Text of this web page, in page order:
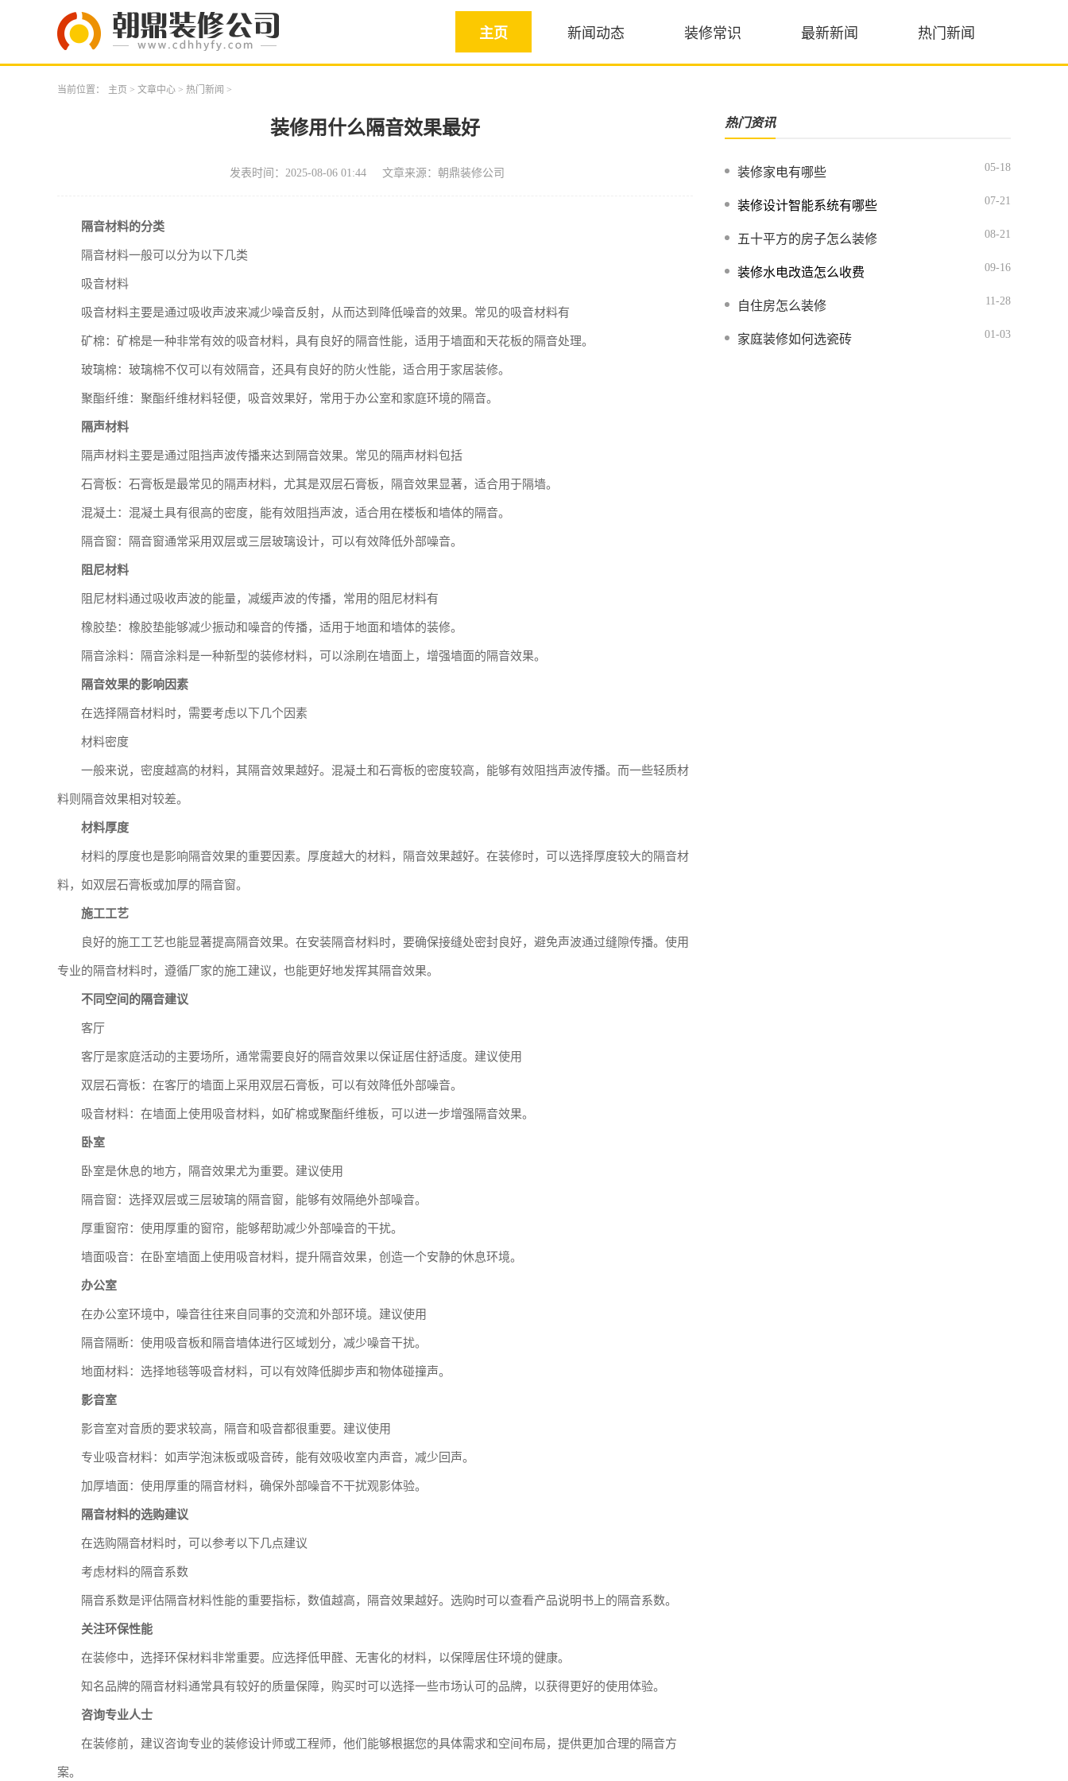
主页 新闻动态 装修常识 最新新闻 热门新闻
当前位置： 主页 > 文章中心 > 热门新闻 >
装修用什么隔音效果最好
发表时间：2025-08-06 01:44 文章来源：朝鼎装修公司
隔音材料的分类
隔音材料一般可以分为以下几类
吸音材料
吸音材料主要是通过吸收声波来减少噪音反射，从而达到降低噪音的效果。常见的吸音材料有
矿棉：矿棉是一种非常有效的吸音材料，具有良好的隔音性能，适用于墙面和天花板的隔音处理。
玻璃棉：玻璃棉不仅可以有效隔音，还具有良好的防火性能，适合用于家居装修。
聚酯纤维：聚酯纤维材料轻便，吸音效果好，常用于办公室和家庭环境的隔音。
隔声材料
隔声材料主要是通过阻挡声波传播来达到隔音效果。常见的隔声材料包括
石膏板：石膏板是最常见的隔声材料，尤其是双层石膏板，隔音效果显著，适合用于隔墙。
混凝土：混凝土具有很高的密度，能有效阻挡声波，适合用在楼板和墙体的隔音。
隔音窗：隔音窗通常采用双层或三层玻璃设计，可以有效降低外部噪音。
阻尼材料
阻尼材料通过吸收声波的能量，减缓声波的传播，常用的阻尼材料有
橡胶垫：橡胶垫能够减少振动和噪音的传播，适用于地面和墙体的装修。
隔音涂料：隔音涂料是一种新型的装修材料，可以涂刷在墙面上，增强墙面的隔音效果。
隔音效果的影响因素
在选择隔音材料时，需要考虑以下几个因素
材料密度
一般来说，密度越高的材料，其隔音效果越好。混凝土和石膏板的密度较高，能够有效阻挡声波传播。而一些轻质材
料则隔音效果相对较差。
材料厚度
材料的厚度也是影响隔音效果的重要因素。厚度越大的材料，隔音效果越好。在装修时，可以选择厚度较大的隔音材
料，如双层石膏板或加厚的隔音窗。
施工工艺
良好的施工工艺也能显著提高隔音效果。在安装隔音材料时，要确保接缝处密封良好，避免声波通过缝隙传播。使用
专业的隔音材料时，遵循厂家的施工建议，也能更好地发挥其隔音效果。
不同空间的隔音建议
客厅
客厅是家庭活动的主要场所，通常需要良好的隔音效果以保证居住舒适度。建议使用
双层石膏板：在客厅的墙面上采用双层石膏板，可以有效降低外部噪音。
吸音材料：在墙面上使用吸音材料，如矿棉或聚酯纤维板，可以进一步增强隔音效果。
卧室
卧室是休息的地方，隔音效果尤为重要。建议使用
隔音窗：选择双层或三层玻璃的隔音窗，能够有效隔绝外部噪音。
厚重窗帘：使用厚重的窗帘，能够帮助减少外部噪音的干扰。
墙面吸音：在卧室墙面上使用吸音材料，提升隔音效果，创造一个安静的休息环境。
办公室
在办公室环境中，噪音往往来自同事的交流和外部环境。建议使用
隔音隔断：使用吸音板和隔音墙体进行区域划分，减少噪音干扰。
地面材料：选择地毯等吸音材料，可以有效降低脚步声和物体碰撞声。
影音室
影音室对音质的要求较高，隔音和吸音都很重要。建议使用
专业吸音材料：如声学泡沫板或吸音砖，能有效吸收室内声音，减少回声。
加厚墙面：使用厚重的隔音材料，确保外部噪音不干扰观影体验。
隔音材料的选购建议
在选购隔音材料时，可以参考以下几点建议
考虑材料的隔音系数
隔音系数是评估隔音材料性能的重要指标，数值越高，隔音效果越好。选购时可以查看产品说明书上的隔音系数。
关注环保性能
在装修中，选择环保材料非常重要。应选择低甲醛、无害化的材料，以保障居住环境的健康。
知名品牌的隔音材料通常具有较好的质量保障，购买时可以选择一些市场认可的品牌，以获得更好的使用体验。
咨询专业人士
在装修前，建议咨询专业的装修设计师或工程师，他们能够根据您的具体需求和空间布局，提供更加合理的隔音方
案。
热门资讯
装修家电有哪些 05-18
装修设计智能系统有哪些 07-21
五十平方的房子怎么装修 08-21
装修水电改造怎么收费 09-16
自住房怎么装修 11-28
家庭装修如何选瓷砖 01-03